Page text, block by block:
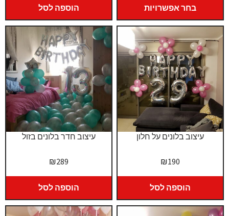
הוספה לסל
⁦₪6⁩
עד
⁦₪9⁩
בחר אפשרויות
עיצוב חדר בלונים בזול
₪289
הוספה לסל
עיצוב בלונים על חלון
₪190
הוספה לסל